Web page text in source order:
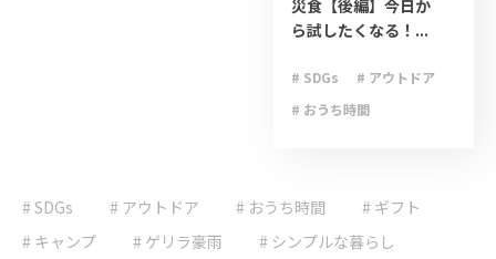
災食【後編】今日か
ら試したくなる！...
# SDGs
# アウトドア
# おうち時間
# ライフハック
# 停電
# 台風
# SDGs # アウトドア # おうち時間
# ギフト
# キャンプ
# ゲリラ豪雨
# シンプルな暮らし